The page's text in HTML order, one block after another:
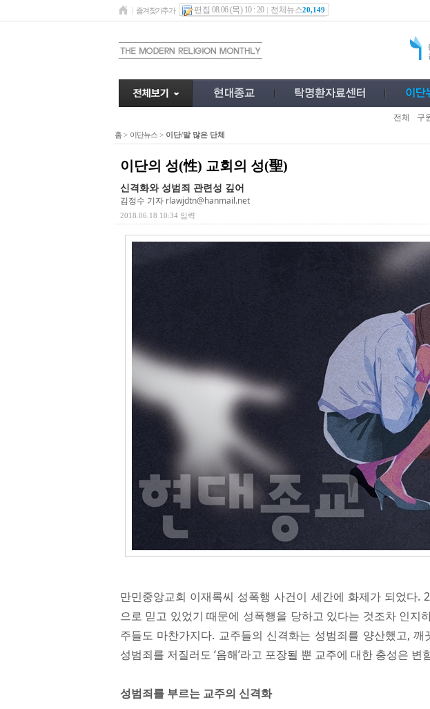
즐겨찾기추가 편집 08.06 (목) 10 : 20 전체뉴스20,149
전체 구
홈> 이단뉴스> 이단/말 많은 단체
이단의 성(性) 교회의 성(聖)
신격화와 성범죄 관련성 깊어
김정수 기자 rlawjdtn@hanmail.net
2018.06.18 10:34 입력
만민중앙교회 이재록씨 성폭행 사건이 세간에 화제가 되었다.
으로 믿고 있었기 때문에 성폭행을 당하고 있다는 것조차 인지
주들도 마찬가지다. 교주들의 신격화는 성범죄를 양산했고,
성범죄를 저질러도 ‘음해’라고 포장될 뿐 교주에 대한 충성은 변
성범죄를 부르는 교주의 신격화